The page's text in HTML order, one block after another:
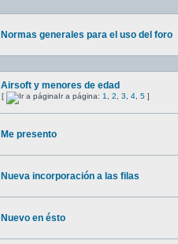
Normas generales para el uso del foro
Airsoft y menores de edad
[ Ir a página: 1 2 3 4 5 ]
Me presento
Nueva incorporación a las filas
Nuevo en ésto